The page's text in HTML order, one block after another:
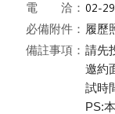
電 洽：
必備附件： 履歷
備註事項： 請先
邀約
試時
PS: